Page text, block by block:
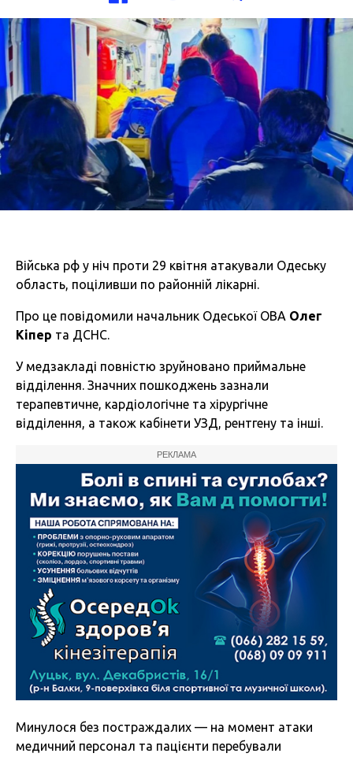
Війська рф у ніч проти 29 квітня атакували Одеську
область, поціливши по районній лікарні.
Про це повідомили начальник Одеської ОВА Олег
Кіпер та ДСНС.
У медзакладі повністю зруйновано приймальне
відділення. Значних пошкоджень зазнали
терапевтичне, кардіологічне та хірургічне
відділення, а також кабінети УЗД, рентгену та інші.
РЕКЛАМА
Минулося без постраждалих — на момент атаки
медичний персонал та пацієнти перебували